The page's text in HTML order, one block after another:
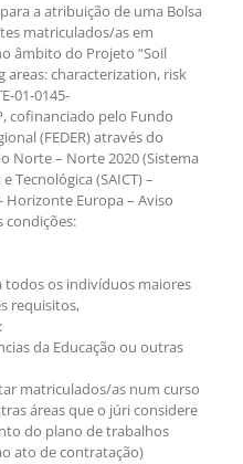
a atribuição de uma Bolsa
matriculados/as em
âmbito do Projeto “Soil
characterization, risk
01-0145-
cofinanciado pelo Fundo
(FEDER) através do
Norte – Norte 2020 (Sistema
Tecnológica (SAICT) –
Horizonte Europa – Aviso
condições:
todos os indivíduos maiores
requisitos,
da Educação ou outras
matriculados/as num curso
áreas que o júri considere
do plano de trabalhos
ato de contratação)